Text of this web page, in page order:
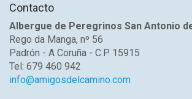
Contacto
Albergue de Peregrinos San Antonio
Rego da Manga, nº 56
Padrón - A Coruña - C.P. 15915
Tel: 679 460 942
info@amigosdelcamino.com